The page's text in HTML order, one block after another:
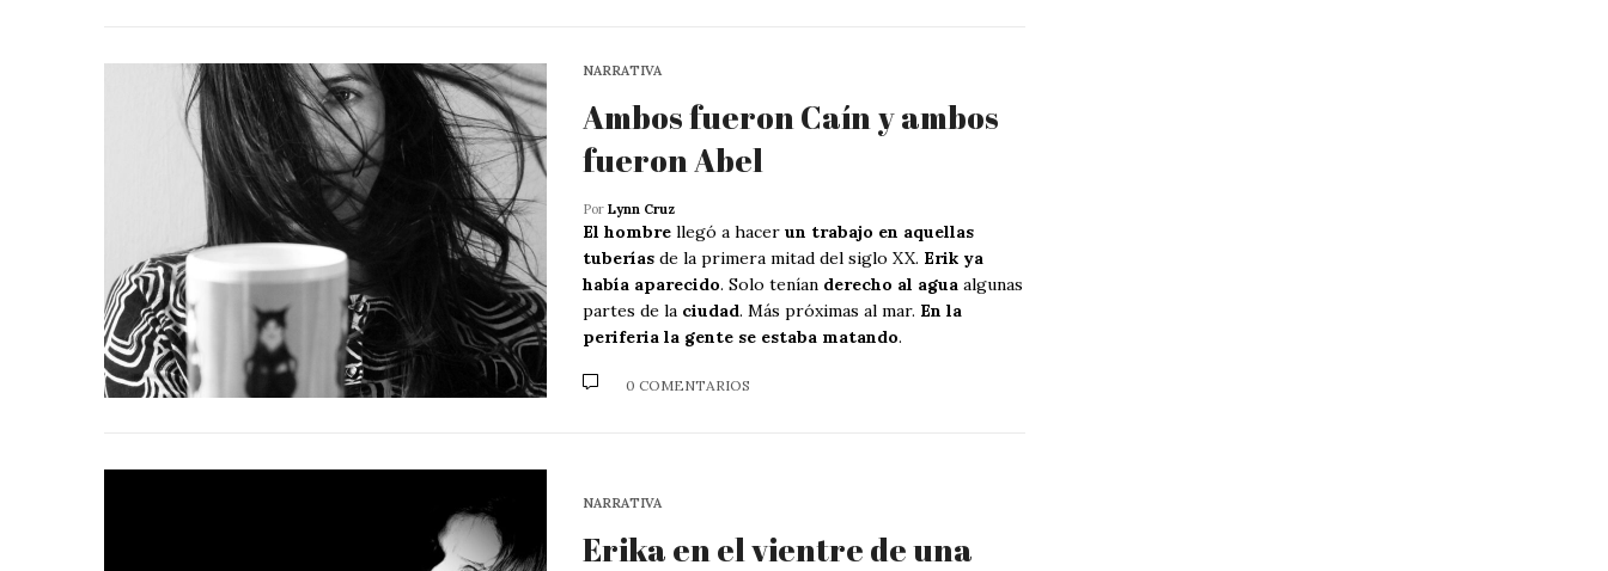
NARRATIVA
Ambos fueron Caín y ambos
fueron Abel
Por Lynn Cruz
El hombre llegó a hacer un trabajo en aquellas
tuberías de la primera mitad del siglo XX. Erik ya
había aparecido. Solo tenían derecho al agua algunas
partes de la ciudad. Más próximas al mar. En la
periferia la gente se estaba matando.
0 COMENTARIOS
NARRATIVA
Erika en el vientre de una